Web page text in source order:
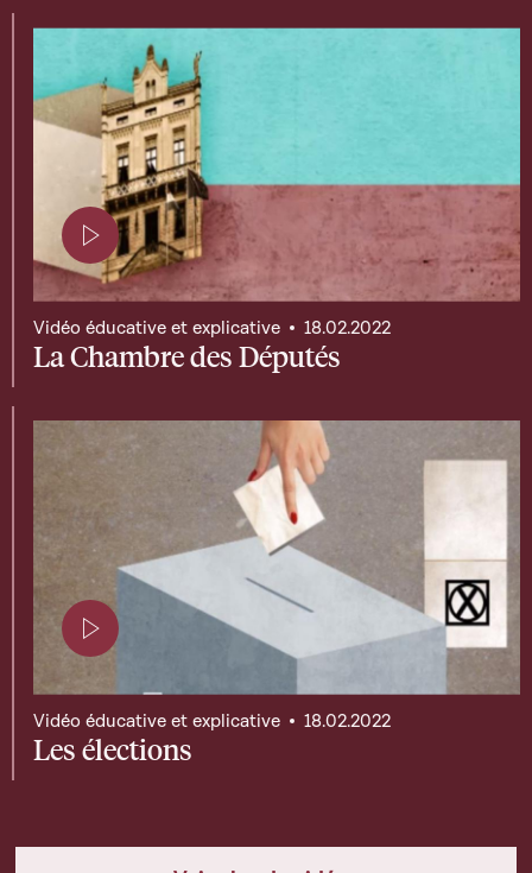
Page contenant une vidéo
La Chambre des Députés
Vidéo éducative et explicative 18.02.2022
Les élections
Vidéo éducative et explicative 18.02.2022